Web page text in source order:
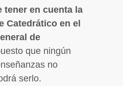
tener en cuenta la
Catedrático en el
de
que ningún
no
serlo.